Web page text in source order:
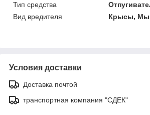
Тип средства
Вид вредителя
Крысы,
Условия доставки
Доставка почтой
транспортная компания "СДЕК"